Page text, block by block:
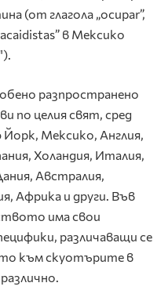
(от глагола „ocupar”,
в Мексико
разпространено
по целия свят, сред
Мексико, Англия,
Холандия, Италия,
Австралия,
Африка и други. Във
има свои
различаващи се
към скуотърите в